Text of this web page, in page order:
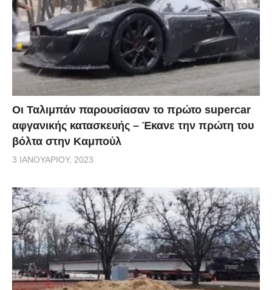
Οι Ταλιμπάν παρουσίασαν το πρώτο supercar
αφγανικής κατασκευής – Έκανε την πρώτη του
βόλτα στην Καμπούλ
3 ΙΑΝΟΥΑΡΊΟΥ, 2023